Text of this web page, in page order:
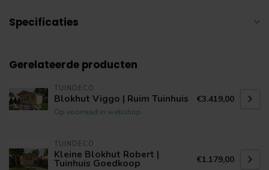
Specificaties
Gerelateerde producten
TUINDECO
Blokhut Viggo | Ruim Tuinhuis
Op voorraad in webshop
€3.419,00
TUINDECO
Kleine Blokhut Robert |
Tuinhuis Goedkoop €1.179,00